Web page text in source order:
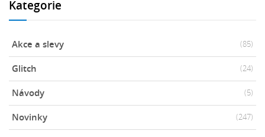
Kategorie
Akce a slevy (85)
Glitch (24)
Návody (5)
Novinky (247)